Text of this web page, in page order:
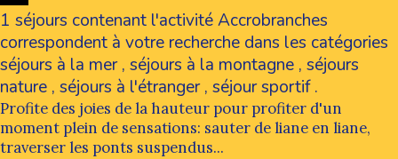
1 séjours contenant l'activité Accrobranches
correspondent à votre recherche dans les catégories
séjours à la mer, séjours à la montagne , séjours
nature , séjours à l'étranger, séjour sportif.
Profite des joies de la hauteur pour profiter d'un
moment plein de sensations: sauter de liane en liane,
traverser les ponts suspendus...